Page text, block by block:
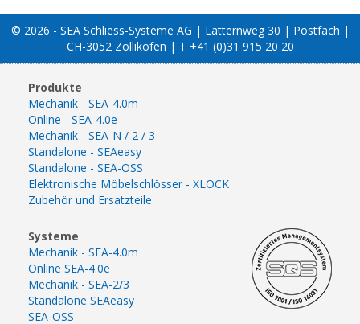
© 2026 - SEA Schliess-Systeme AG | Lätternweg 30 | Postfach |
CH-3052 Zollikofen | T +41 (0)31 915 20 20
Produkte
Mechanik - SEA-4.0m
Online - SEA-4.0e
Mechanik - SEA-N / 2 / 3
Standalone - SEAeasy
Standalone - SEA-OSS
Elektronische Möbelschlösser - XLOCK
Zubehör und Ersatzteile
Systeme
Mechanik - SEA-4.0m
Online SEA-4.0e
Mechanik - SEA-2/3
Standalone SEAeasy
SEA-OSS